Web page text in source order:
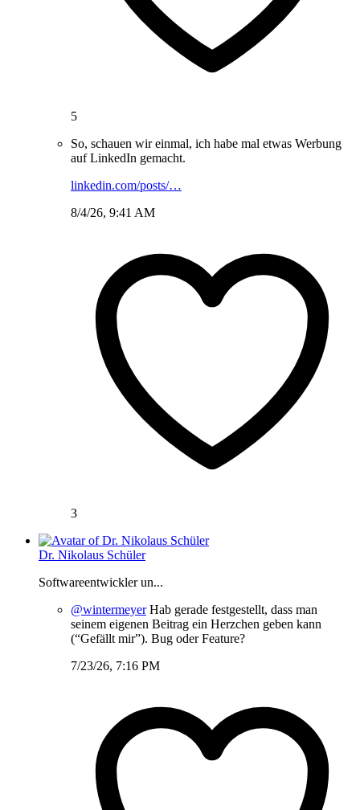
5
So, schauen wir einmal, ich habe mal etwas Werbung
auf LinkedIn gemacht.
linkedin.com/posts/…
8/4/26, 9:41 AM
3
Dr. Nikolaus Schüler
Softwareentwickler un...
@wintermeyerHab gerade festgestellt, dass man
seinem eigenen Beitrag ein Herzchen geben kann
(“Gefällt mir”). Bug oder Feature?
7/23/26, 7:16 PM